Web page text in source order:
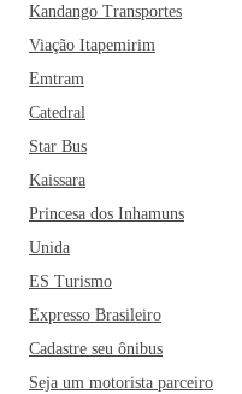
Kandango Transportes
Viação Itapemirim
Emtram
Catedral
Star Bus
Kaissara
Princesa dos Inhamuns
Unida
ES Turismo
Expresso Brasileiro
Cadastre seu ônibus
Seja um motorista parceiro